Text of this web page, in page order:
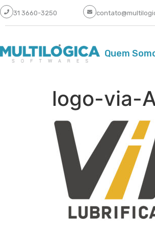
31 3660-3250
Quem
logo-via-